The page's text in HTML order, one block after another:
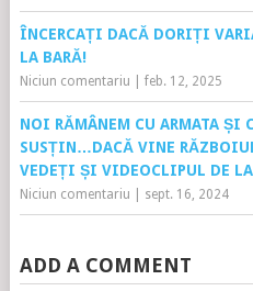
ÎNCERCAȚI DACĂ DORIȚI
LA BARĂ!
Niciun comentariu feb. 12, 2025
NOI RĂMÂNEM CU ARMATA ȘI
SUSȚIN…DACĂ VINE
VEDEȚI ȘI VIDEOCLIPUL DE
Niciun comentariu sept. 16, 2024
ADD A COMMENT